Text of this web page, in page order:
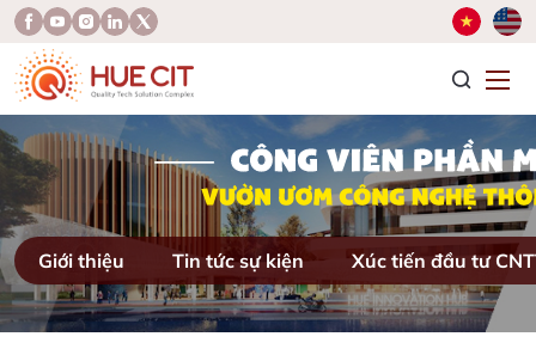
Giới thiệu Tin tức sự kiện Xúc tiến đầu tư